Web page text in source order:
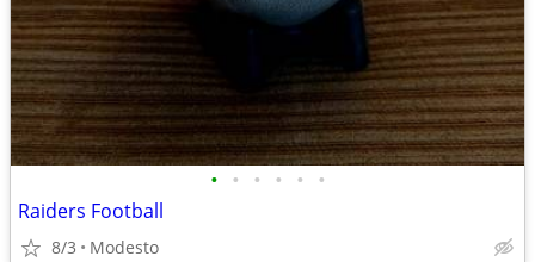
• • • • • •
Raiders Football
8/3 Modesto